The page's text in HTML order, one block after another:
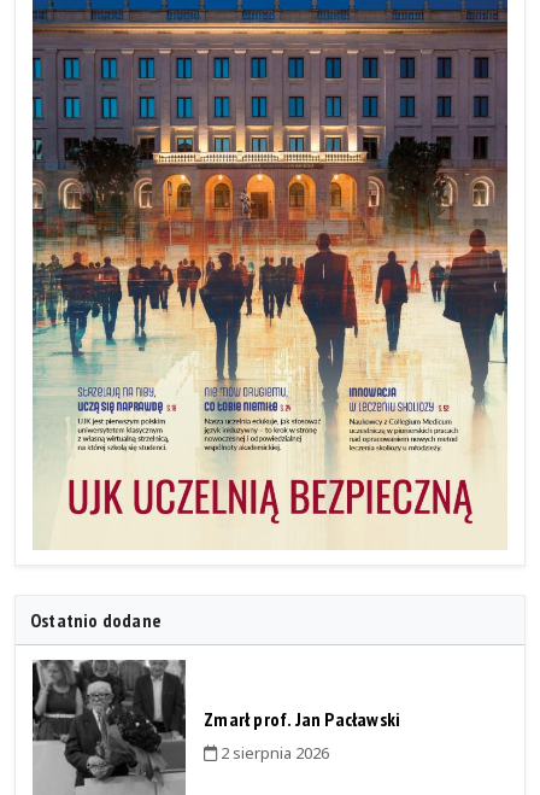
Ostatnio dodane
Zmarł prof. Jan Pacławski
2 sierpnia 2026